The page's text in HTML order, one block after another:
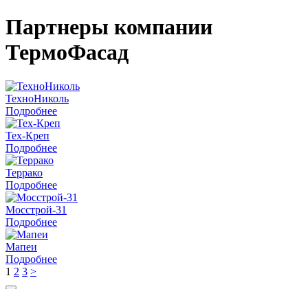
Партнеры компании
ТермоФасад
ТехноНиколь
Подробнее
Тех-Креп
Подробнее
Террако
Подробнее
Мосстрой-31
Подробнее
Мапеи
Подробнее
1 2 3 >